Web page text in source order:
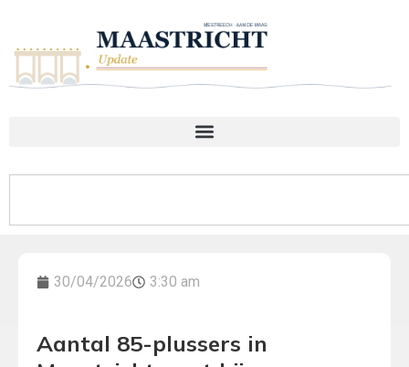
30/04/2026 3:30 am
Aantal 85-plussers in